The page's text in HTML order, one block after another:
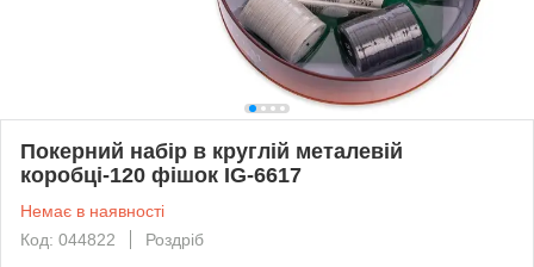
Покерний набір в круглій металевій
коробці-120 фішок IG-6617
Немає в наявності
Код: 044822
Роздріб